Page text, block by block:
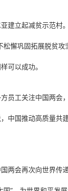
建立起减贫示范村
松懈巩固拓展脱贫
可以成功。
员工关注中国两会
中国推动高质量共
两会再次向世界传